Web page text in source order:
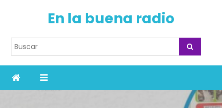
En la buena radio